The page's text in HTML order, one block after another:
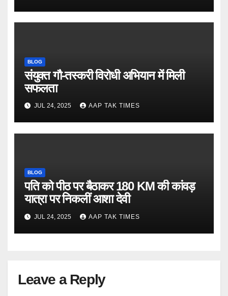
BLOG
संयुक्त गौ-तस्करी विरोधी अभियान में मिली
सफलता
JUL 24, 2025 AAP TAK TIMES
BLOG
पति को पीठ पर बैठाकर 180 KM की कांवड़
यात्रा पर निकलीं आशा देवी
JUL 24, 2025 AAP TAK TIMES
Leave a Reply